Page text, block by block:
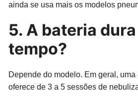
ainda se usa mais os modelos
5. A bateria
tempo?
Depende do modelo. Em geral, uma
oferece de 3 a 5 sessões de